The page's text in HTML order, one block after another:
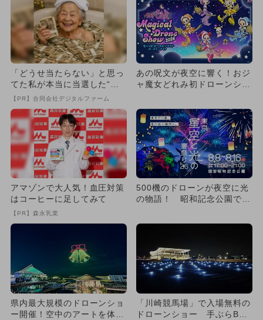
「どうせ当たらない」と思っ
てた私が本当に当選した“買
い方”がこれ
【PR】合同会社デジタルファーム
あの呪文が夜空に響く！おジ
ャ魔女どれみ初ドローンショ
アマゾンで大人気！血圧対策
はコーヒーに足してみて
【PR】森永乳業
500機のドローンが夜空に光
の物語！ 昭和記念公園で
6」...
県内最大規模のドローンショ
ー開催！空中のアートを体験
「川崎競馬場」で入場無料の
ドローンショー 手ぶらBBQ